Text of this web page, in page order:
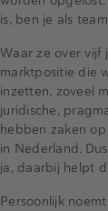
is, ben je als
Waar ze over vijf
marktpositie die
inzetten, zoveel
juridische,
hebben zaken
in Nederland.
ja, daarbij helpt
Persoonlijk